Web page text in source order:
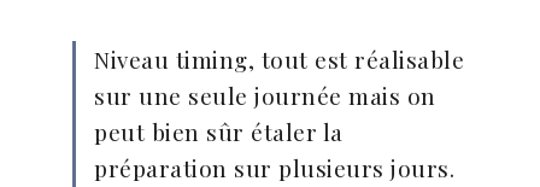
Niveau timing, tout est réalisable
sur une seule journée mais on
peut bien sûr étaler la
préparation sur plusieurs jours.